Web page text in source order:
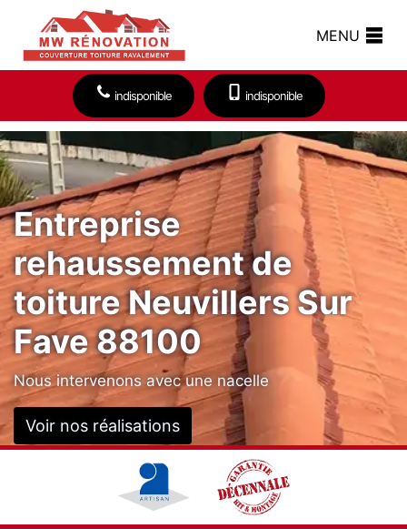
MENU
indisponible indisponible
Entreprise
rehaussement de
toiture Neuvillers Sur
Fave 88100
Nous intervenons avec une nacelle
Voir nos réalisations